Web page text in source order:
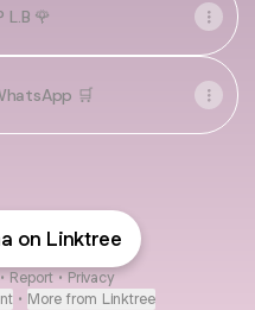
L.B 🌹
🛒
on Linktree
• Report • Privacy
• More from Linktree